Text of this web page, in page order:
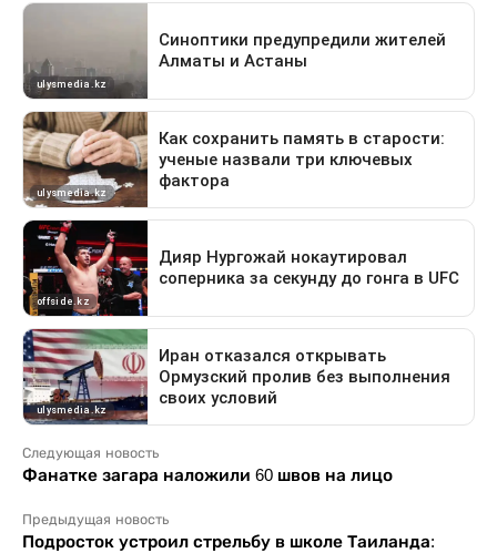
Следующая новость
Фанатке загара наложили 60 швов на лицо
Предыдущая новость
Подросток устроил стрельбу в школе Таиланда: